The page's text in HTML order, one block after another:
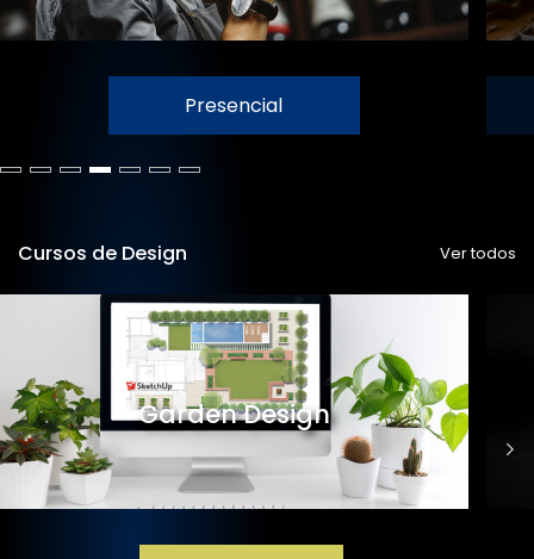
Presencial
Cursos de Design Ver todos
Garden Design